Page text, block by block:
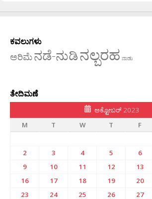
ಕವಲುಗಳು
ಅರಿಮೆನಡೆ-ನುಡಿನಲ್ಬರಹ ನಾಡು
ತೇದಿಮಣೆ
ಅಕ್ಟೋಬರ್ 2023
M
T W T F
2
3 4 5 6
9
10 11 12 13
16
17 18 19 20
23
24 25 26 27